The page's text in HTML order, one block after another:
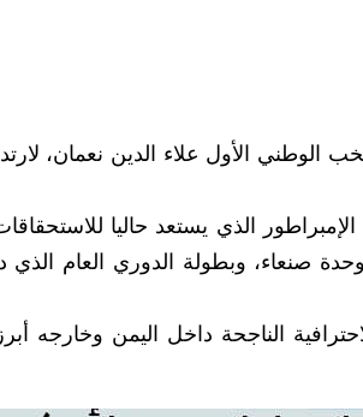
الوطني الأول علاء الدين نعمان،
الذي يستعد حاليا
صنعاء، وبطولة الدوري العام الذي
الناجحة داخل اليمن وخارجه